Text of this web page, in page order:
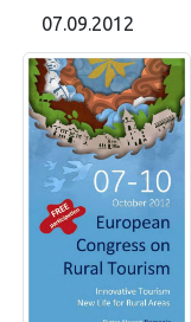
07.09.2012